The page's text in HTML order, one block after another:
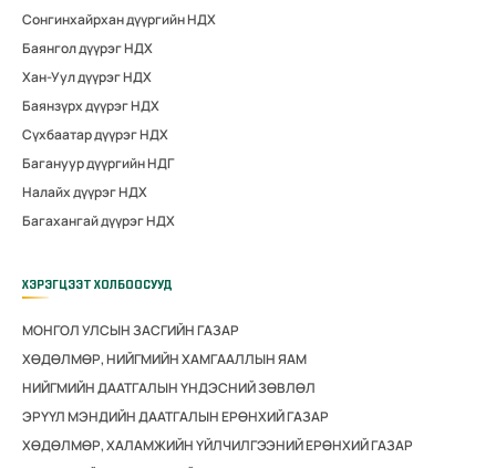
Сонгинхайрхан дүүргийн НДХ
Баянгол дүүрэг НДХ
Хан-Уул дүүрэг НДХ
Баянзүрх дүүрэг НДХ
Сүхбаатар дүүрэг НДХ
Багануур дүүргийн НДГ
Налайх дүүрэг НДХ
Багахангай дүүрэг НДХ
ХЭРЭГЦЭЭТ ХОЛБООСУУД
МОНГОЛ УЛСЫН ЗАСГИЙН ГАЗАР
ХӨДӨЛМӨР, НИЙГМИЙН ХАМГААЛЛЫН ЯАМ
НИЙГМИЙН ДААТГАЛЫН ҮНДЭСНИЙ ЗӨВЛӨЛ
ЭРҮҮЛ МЭНДИЙН ДААТГАЛЫН ЕРӨНХИЙ ГАЗАР
ХӨДӨЛМӨР, ХАЛАМЖИЙН ҮЙЛЧИЛГЭЭНИЙ ЕРӨНХИЙ ГАЗАР